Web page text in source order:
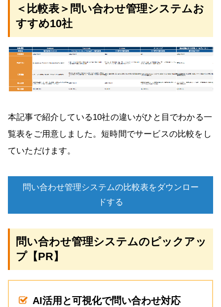
＜比較表＞問い合わせ管理システムお
すすめ10社
本記事で紹介している10社の違いがひと目でわかる一
覧表をご用意しました。短時間でサービスの比較をし
ていただけます。
問い合わせ管理システムの比較表をダウンロー
ドする
問い合わせ管理システムのピックアッ
プ【PR】
AI活用と可視化で問い合わせ対応